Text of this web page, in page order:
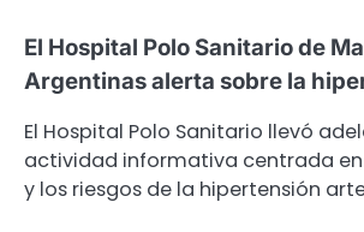
El Hospital Polo Sanitario de
Argentinas alerta sobre la
El Hospital Polo Sanitario llevó
actividad informativa centrada
y los riesgos de la hipertensión